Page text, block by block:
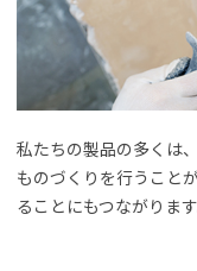
私たちの製品の多くは
ものづくりを行うこと
ることにもつながります